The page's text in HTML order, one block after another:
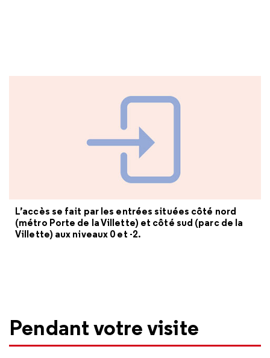
L’accès se fait par les entrées situées côté nord
(métro Porte de la Villette) et côté sud (parc de la
Villette) aux niveaux 0 et -2.
Pendant votre visite